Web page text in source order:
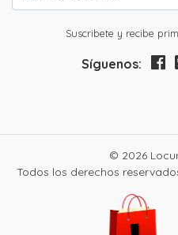
Suscribete y recibe
Síguenos:
© 2026
Todos los derechos